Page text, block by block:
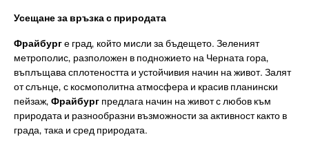
Усещане за връзка с природата
Фрайбурге град, който мисли за бъдещето. Зеленият
метрополис, разположен в подножието на Черната гора,
въплъщава сплотеността и устойчивия начин на живот. Залят
от слънце, с космополитна атмосфера и красив планински
пейзаж, Фрайбург предлага начин на живот с любов към
природата и разнообразни възможности за активност както в
града, така и сред природата.